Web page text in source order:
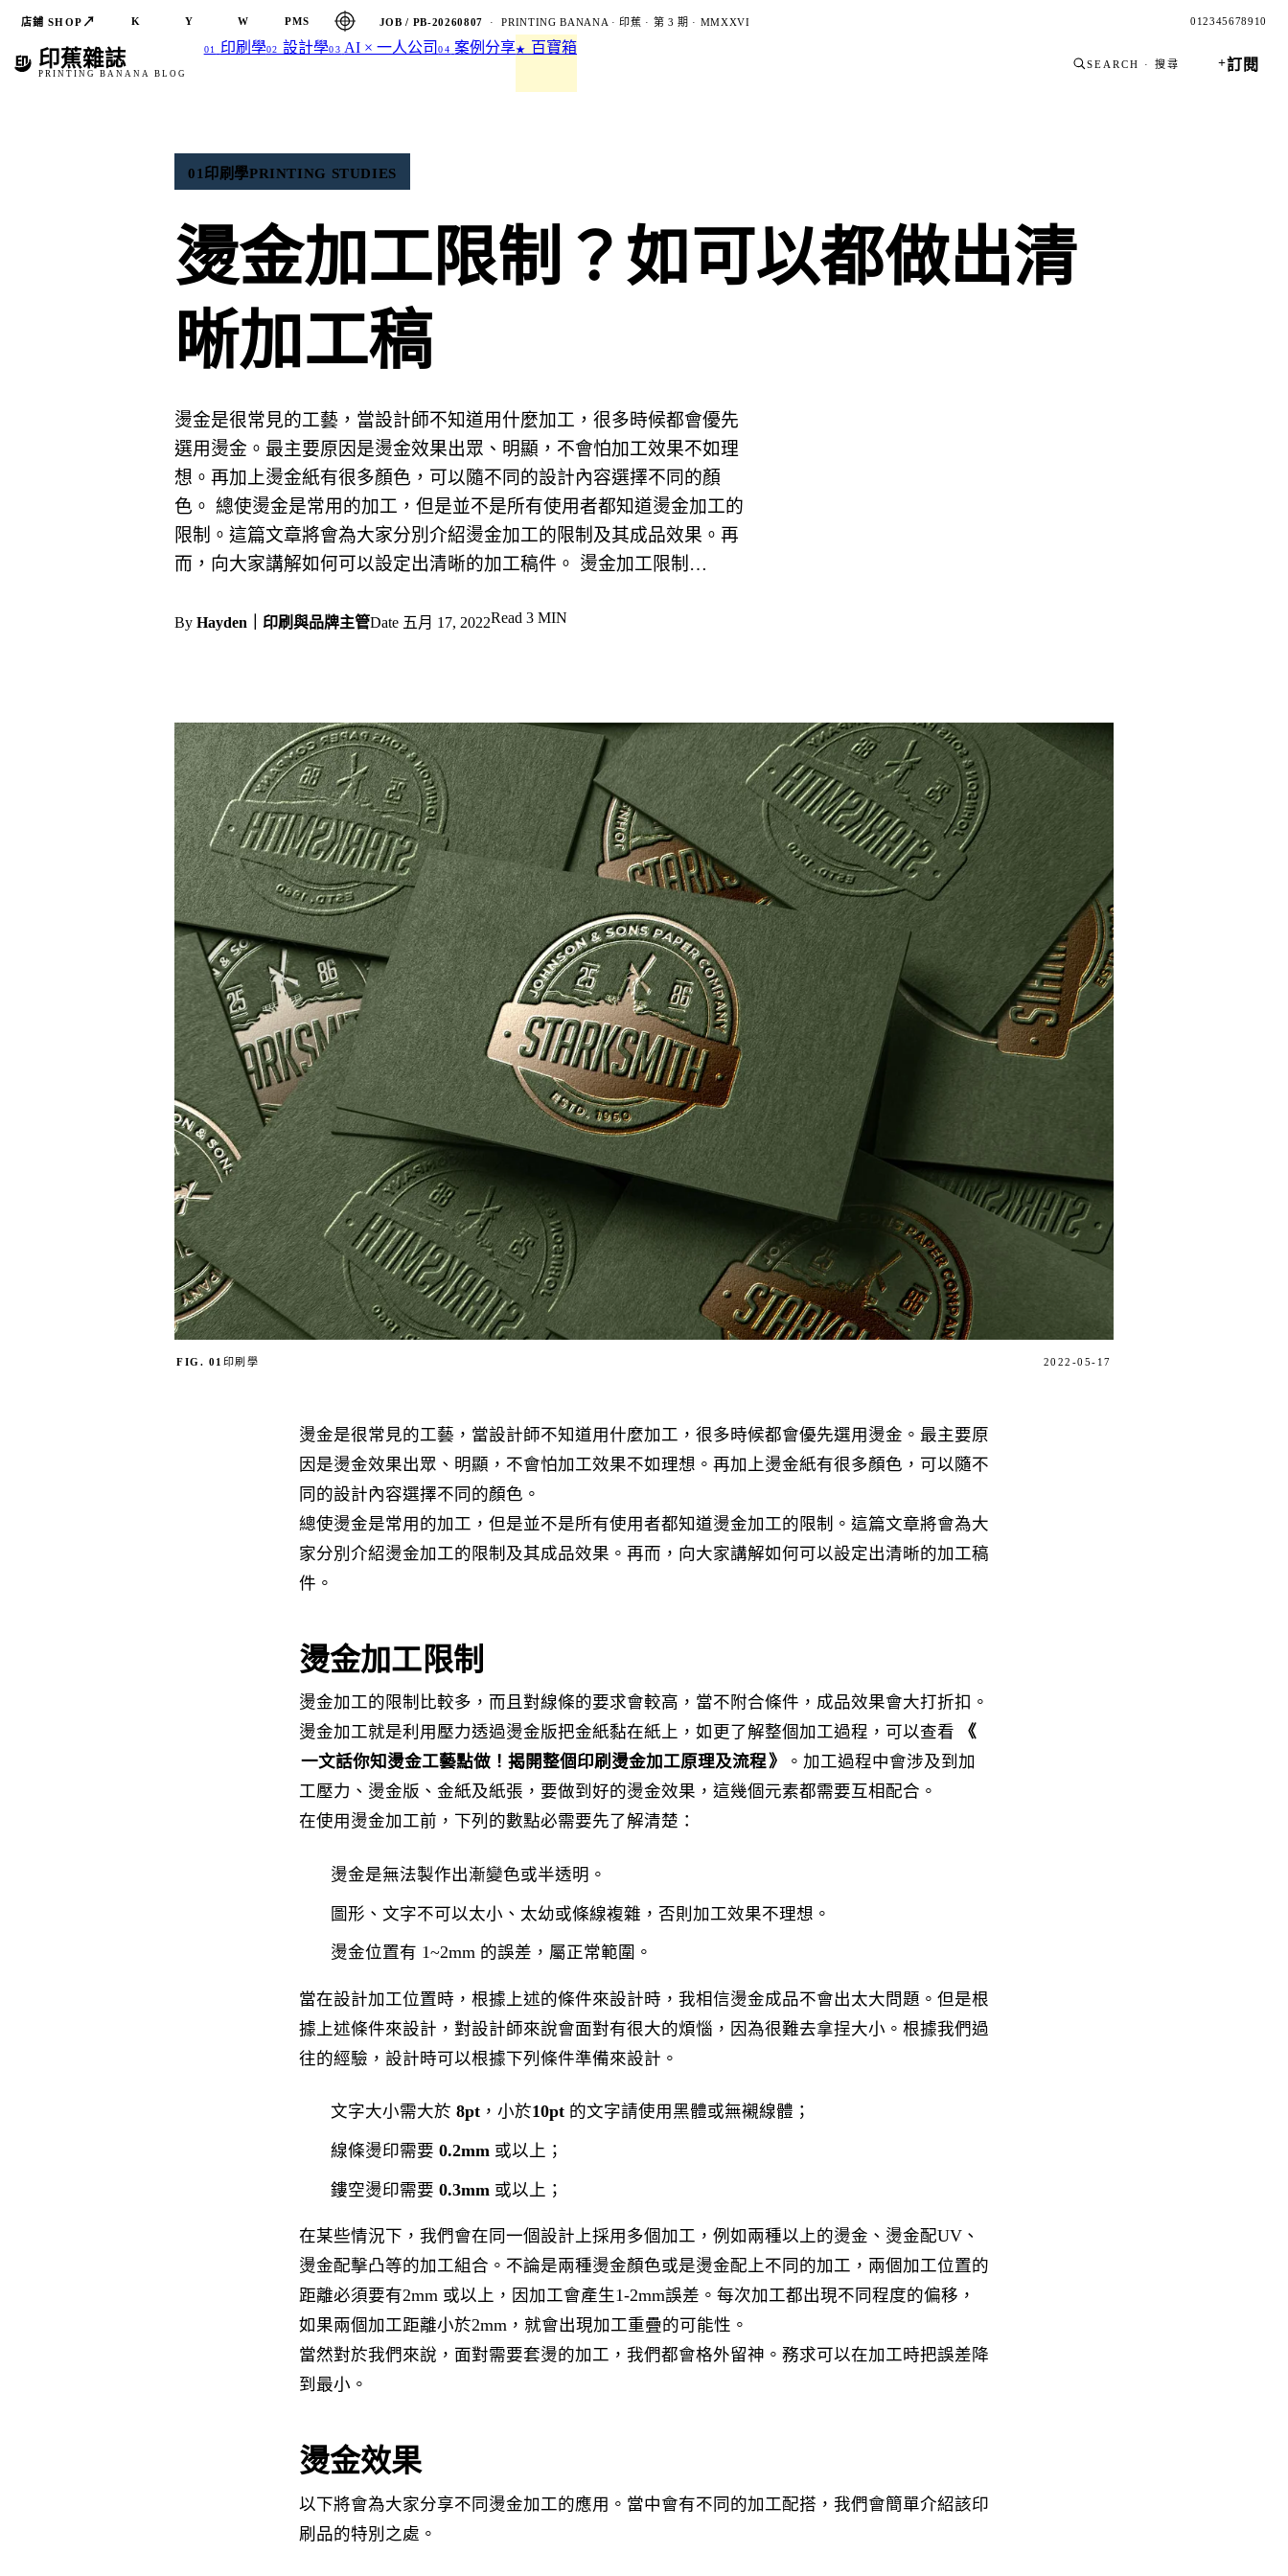
店鋪 SHOP ↗ K Y W PMS JOB / PB-20260807 · PRINTING BANANA · 印蕉 · 第 3 期 · MMXXVI 0 123456789 10
印蕉雜誌
PRINTING BANANA BLOG
01 印刷學02 設計學03 AI × 一人公司04 案例分享★ 百寶箱
SEARCH · 搜尋 +訂閱
01 印刷學PRINTING STUDIES
燙金加工限制？如可以都做出清
晰加工稿
燙金是很常見的工藝，當設計師不知道用什麼加工，很多時候都會優先
選用燙金。最主要原因是燙金效果出眾、明顯，不會怕加工效果不如理
想。再加上燙金紙有很多顏色，可以隨不同的設計內容選擇不同的顏
色。 總使燙金是常用的加工，但是並不是所有使用者都知道燙金加工的
限制。這篇文章將會為大家分別介紹燙金加工的限制及其成品效果。再
而，向大家講解如何可以設定出清晰的加工稿件。 燙金加工限制…
By Hayden｜印刷與品牌主管Date 五月 17, 2022Read 3 MIN
FIG. 01 印刷學 2022-05-17
燙金是很常見的工藝，當設計師不知道用什麼加工，很多時候都會優先選用燙金。最主要原
因是燙金效果出眾、明顯，不會怕加工效果不如理想。再加上燙金紙有很多顏色，可以隨不
同的設計內容選擇不同的顏色。
總使燙金是常用的加工，但是並不是所有使用者都知道燙金加工的限制。這篇文章將會為大
家分別介紹燙金加工的限制及其成品效果。再而，向大家講解如何可以設定出清晰的加工稿
件。
燙金加工限制
燙金加工的限制比較多，而且對線條的要求會較高，當不附合條件，成品效果會大打折扣。
燙金加工就是利用壓力透過燙金版把金紙黏在紙上，如更了解整個加工過程，可以查看
《
一文話你知燙金工藝點做！揭開整個印刷燙金加工原理及流程》
。加工過程中會涉及到加
工壓力、燙金版、金紙及紙張，要做到好的燙金效果，這幾個元素都需要互相配合。
在使用燙金加工前，下列的數點必需要先了解清楚：
燙金是無法製作出漸變色或半透明。
圖形、文字不可以太小、太幼或條線複雜，否則加工效果不理想。
燙金位置有 1~2mm 的誤差，屬正常範圍。
當在設計加工位置時，根據上述的條件來設計時，我相信燙金成品不會出太大問題。但是根
據上述條件來設計，對設計師來說會面對有很大的煩惱，因為很難去拿挰大小。根據我們過
往的經驗，設計時可以根據下列條件準備來設計。
文字大小需大於 8pt，小於10pt的文字請使用黑體或無襯線體；
線條燙印需要 0.2mm或以上；
鏤空燙印需要 0.3mm 或以上；
在某些情況下，我們會在同一個設計上採用多個加工，例如兩種以上的燙金、燙金配UV、
燙金配擊凸等的加工組合。不論是兩種燙金顏色或是燙金配上不同的加工，兩個加工位置的
距離必須要有2mm 或以上，因加工會產生1-2mm誤差。每次加工都出現不同程度的偏移，
如果兩個加工距離小於2mm，就會出現加工重疊的可能性。
當然對於我們來說，面對需要套燙的加工，我們都會格外留神。務求可以在加工時把誤差降
到最小。
燙金效果
以下將會為大家分享不同燙金加工的應用。當中會有不同的加工配搭，我們會簡單介紹該印
刷品的特別之處。